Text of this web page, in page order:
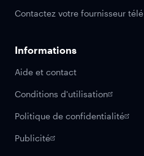
Contactez votre fournisseur télé
Informations
Aide et contact
Conditions d'utilisation
Politique de confidentialité
Publicité